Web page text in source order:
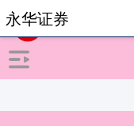
永华证券